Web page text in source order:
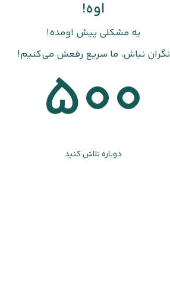
اوه!
یه مشکلی پیش اومده!
نگران نباش، ما سریع رفعش می‌کنیم!
500
دوباره تلاش کنید